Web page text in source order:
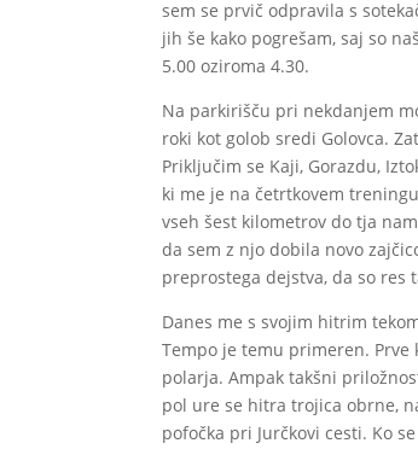
sem se prvič odpravila s
jih še kako pogrešam, saj so
5.00 oziroma 4.30.
Na parkirišču pri nekdanjem
roki kot golob sredi Golovca.
Priključim se Kaji, Gorazdu,
ki me je na četrtkovem
vseh šest kilometrov do tja
da sem z njo dobila novo
preprostega dejstva, da so
Danes me s svojim hitrim
Tempo je temu primeren. Prve
polarja. Ampak takšni
pol ure se hitra trojica obrne,
pofočka pri Jurčkovi cesti. Ko